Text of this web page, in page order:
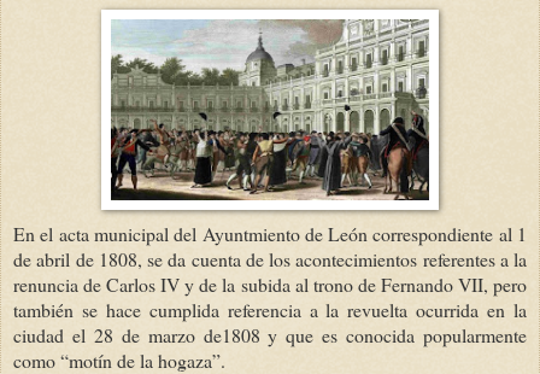
En el acta municipal del Ayuntmiento de León correspondiente al 1
de abril de 1808, se da cuenta de los acontecimientos referentes a la
renuncia de Carlos IV y de la subida al trono de Fernando VII, pero
también se hace cumplida referencia a la revuelta ocurrida en la
ciudad el 28 de marzo de1808 y que es conocida popularmente
como “motín de la hogaza”.